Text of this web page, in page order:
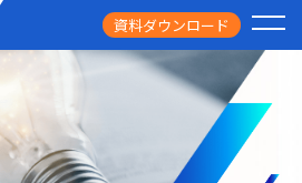
資料ダウンロード
サービス
PRICE